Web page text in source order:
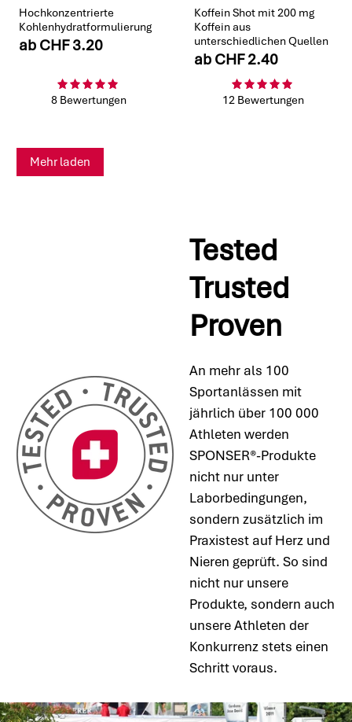
Hochkonzentrierte
Kohlenhydratformulierung
ab CHF 3.20
8 Bewertungen
Koffein Shot mit 200 mg
Koffein aus
unterschiedlichen Quellen
ab CHF 2.40
12 Bewertungen
Mehr laden
Tested
Trusted
Proven
An mehr als 100
Sportanlässen mit
jährlich über 100 000
Athleten werden
SPONSER®-Produkte
nicht nur unter
Laborbedingungen,
sondern zusätzlich im
Praxistest auf Herz und
Nieren geprüft. So sind
nicht nur unsere
Produkte, sondern auch
unsere Athleten der
Konkurrenz stets einen
Schritt voraus.